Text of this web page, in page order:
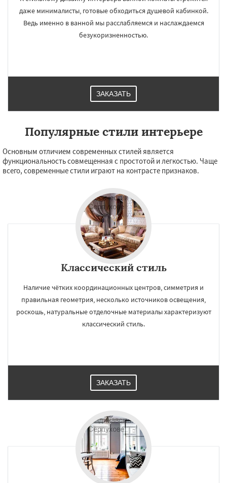
даже минималисты, готовые обходиться душевой кабинкой.
Ведь именно в ванной мы расслабляемся и наслаждаемся
безукоризненностью.
ЗАКАЗАТЬ
Популярные стили интерьере
Основным отличием современных стилей является
функциональность совмещенная с простотой и легкостью. Чаще
всего, современные стили играют на контрасте признаков.
Классический стиль
Наличие чётких координационных центров, симметрия и
правильная геометрия, несколько источников освещения,
роскошь, натуральные отделочные материалы характеризуют
классический стиль.
ЗАКАЗАТЬ